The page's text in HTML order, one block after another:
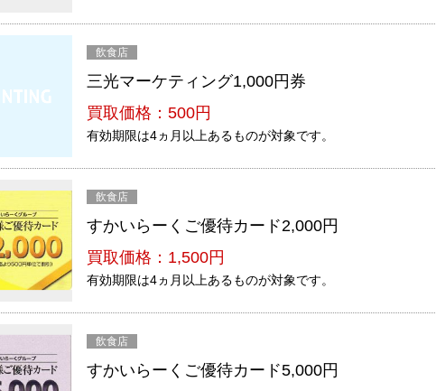
飲食店
三光マーケティング1,000円券
買取価格：500円
有効期限は4ヵ月以上あるものが対象です。
飲食店
すかいらーくご優待カード2,000円
買取価格：1,500円
有効期限は4ヵ月以上あるものが対象です。
飲食店
すかいらーくご優待カード5,000円